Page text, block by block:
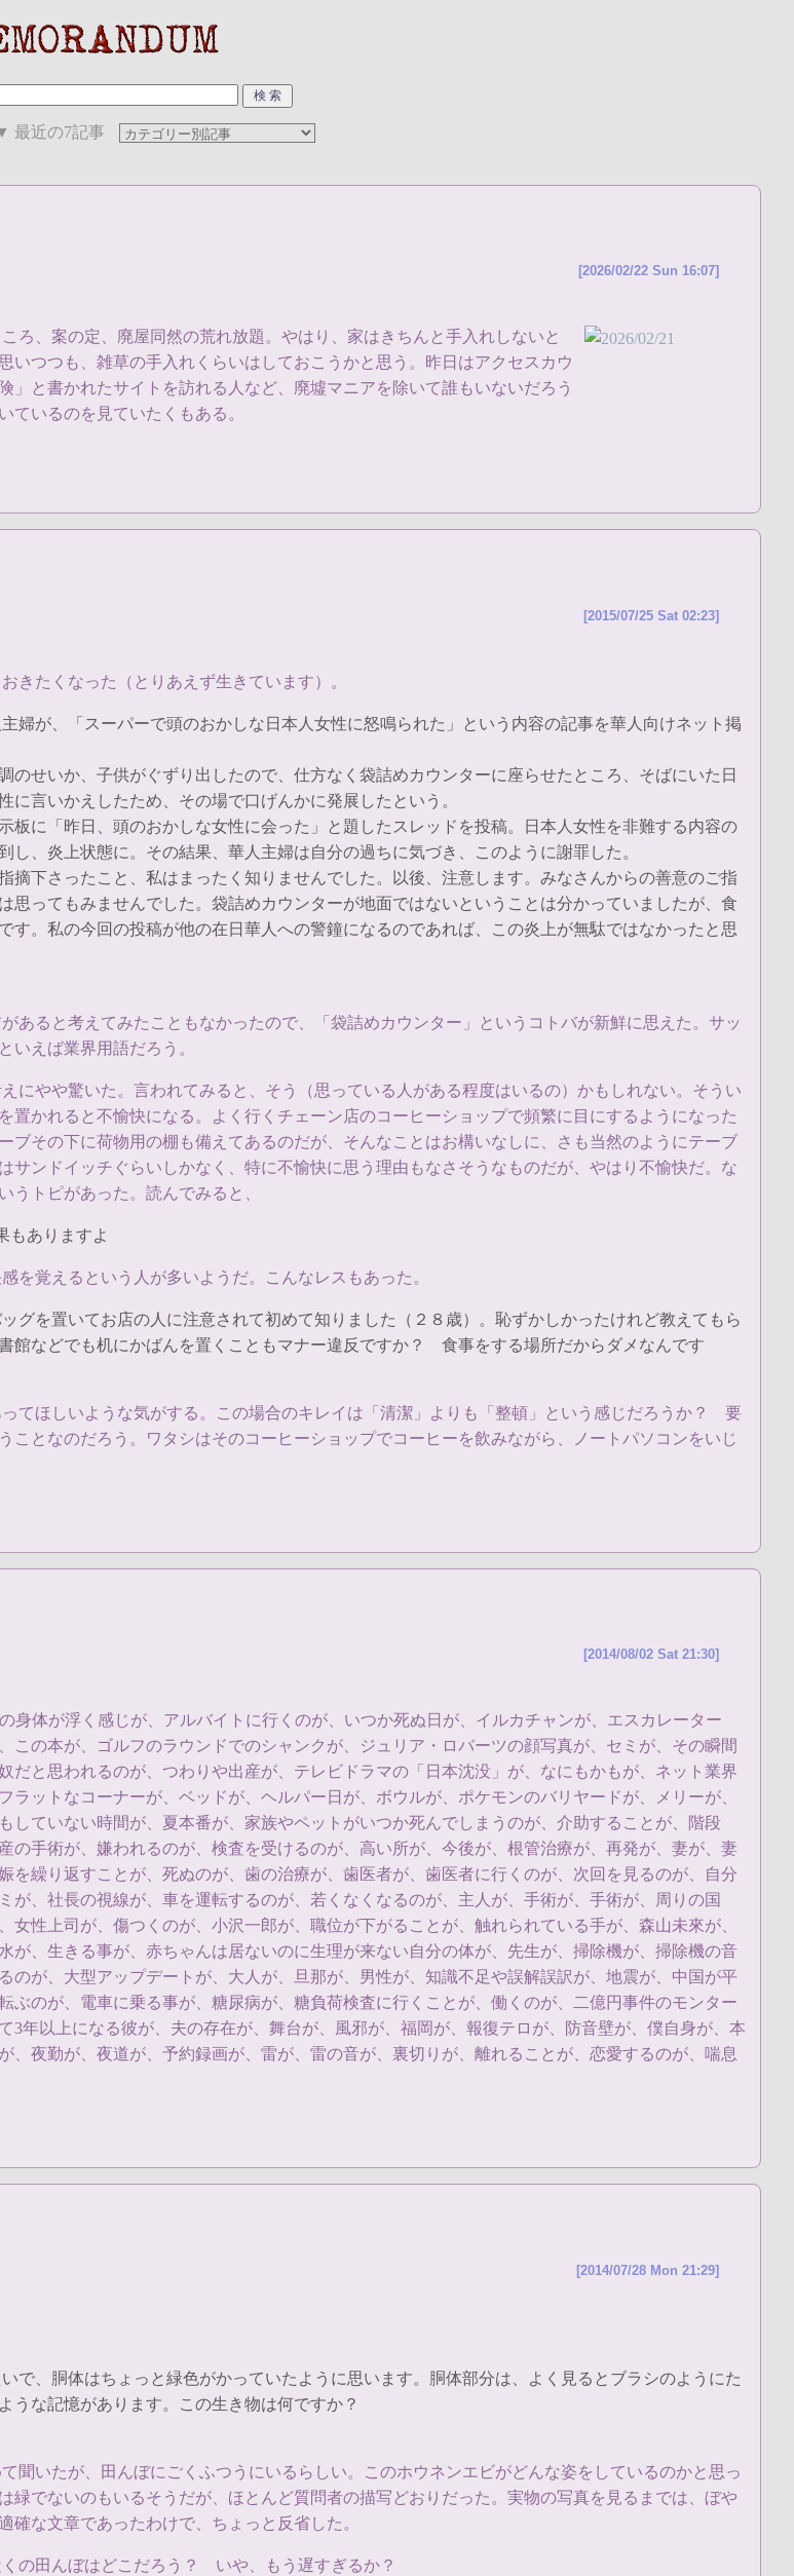
最近の7記事
[2026/02/22 Sun 16:07]
、案の定、廃屋同然の荒れ放題。やはり、家はきちんと手入れしないと
つつも、雑草の手入れくらいはしておこうかと思う。昨日はアクセスカウ
と書かれたサイトを訪れる人など、廃墟マニアを除いて誰もいないだろう
ているのを見ていたくもある。
[2015/07/25 Sat 02:23]
たくなった（とりあえず生きています）。
婦が、「スーパーで頭のおかしな日本人女性に怒鳴られた」という内容の記事を華人向けネット掲
せいか、子供がぐずり出したので、仕方なく袋詰めカウンターに座らせたところ、そばにいた日
言いかえしたため、その場で口げんかに発展したという。
に「昨日、頭のおかしな女性に会った」と題したスレッドを投稿。日本人女性を非難する内容の
、炎上状態に。その結果、華人主婦は自分の過ちに気づき、このように謝罪した。
下さったこと、私はまったく知りませんでした。以後、注意します。みなさんからの善意のご指
ってもみませんでした。袋詰めカウンターが地面ではないということは分かっていましたが、食
。私の今回の投稿が他の在日華人への警鐘になるのであれば、この炎上が無駄ではなかったと思
ると考えてみたこともなかったので、「袋詰めカウンター」というコトバが新鮮に思えた。サッ
いえば業界用語だろう。
やや驚いた。言われてみると、そう（思っている人がある程度はいるの）かもしれない。そうい
かれると不愉快になる。よく行くチェーン店のコーヒーショップで頻繁に目にするようになった
その下に荷物用の棚も備えてあるのだが、そんなことはお構いなしに、さも当然のようにテーブ
ンドイッチぐらいしかなく、特に不愉快に思う理由もなさそうなものだが、やはり不愉快だ。な
うトピがあった。読んでみると、
もありますよ
覚えるという人が多いようだ。こんなレスもあった。
を置いてお店の人に注意されて初めて知りました（２８歳）。恥ずかしかったけれど教えてもら
館などでも机にかばんを置くこともマナー違反ですか？ 食事をする場所だからダメなんです
てほしいような気がする。この場合のキレイは「清潔」よりも「整頓」という感じだろうか？ 要
となのだろう。ワタシはそのコーヒーショップでコーヒーを飲みながら、ノートパソコンをいじ
[2014/08/02 Sat 21:30]
体が浮く感じが、アルバイトに行くのが、いつか死ぬ日が、イルカチャンが、エスカレーター
の本が、ゴルフのラウンドでのシャンクが、ジュリア・ロバーツの顔写真が、セミが、その瞬間
と思われるのが、つわりや出産が、テレビドラマの「日本沈没」が、なにもかもが、ネット業界
ットなコーナーが、ベッドが、ヘルパー日が、ボウルが、ポケモンのバリヤードが、メリーが、
ていない時間が、夏本番が、家族やペットがいつか死んでしまうのが、介助することが、階段
手術が、嫌われるのが、検査を受けるのが、高い所が、今後が、根管治療が、再発が、妻が、妻
繰り返すことが、死ぬのが、歯の治療が、歯医者が、歯医者に行くのが、次回を見るのが、自分
、社長の視線が、車を運転するのが、若くなくなるのが、主人が、手術が、手術が、周りの国
性上司が、傷つくのが、小沢一郎が、職位が下がることが、触れられている手が、森山未來が、
、生きる事が、赤ちゃんは居ないのに生理が来ない自分の体が、先生が、掃除機が、掃除機の音
が、大型アップデートが、大人が、旦那が、男性が、知識不足や誤解誤訳が、地震が、中国が平
のが、電車に乗る事が、糖尿病が、糖負荷検査に行くことが、働くのが、二億円事件のモンター
年以上になる彼が、夫の存在が、舞台が、風邪が、福岡が、報復テロが、防音壁が、僕自身が、本
夜勤が、夜道が、予約録画が、雷が、雷の音が、裏切りが、離れることが、恋愛するのが、喘息
[2014/07/28 Mon 21:29]
、胴体はちょっと緑色がかっていたように思います。胴体部分は、よく見るとブラシのようにた
うな記憶があります。この生き物は何ですか？
いたが、田んぼにごくふつうにいるらしい。このホウネンエビがどんな姿をしているのかと思っ
でないのもいるそうだが、ほとんど質問者の描写どおりだった。実物の写真を見るまでは、ぼや
な文章であったわけで、ちょっと反省した。
の田んぼはどこだろう？ いや、もう遅すぎるか？